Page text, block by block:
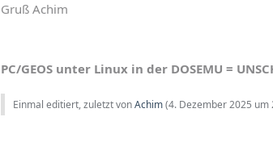
Gruß Achim
PC/GEOS unter Linux in der DOSEMU =
Einmal editiert, zuletzt vonAchim(4. Dezember 2025 um